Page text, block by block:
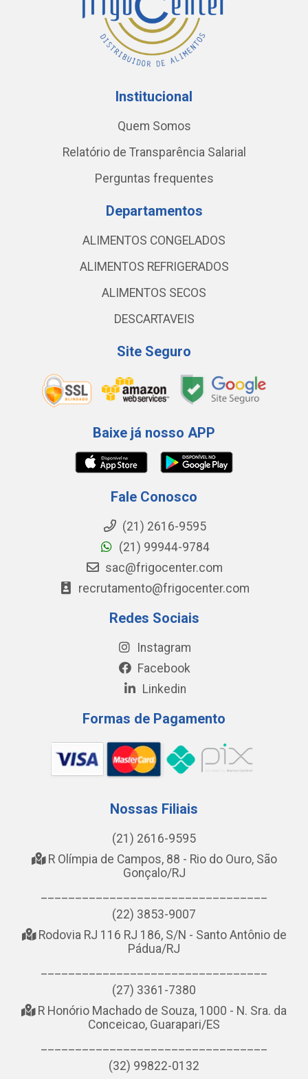
Institucional
Quem Somos
Relatório de Transparência Salarial
Perguntas frequentes
Departamentos
ALIMENTOS CONGELADOS
ALIMENTOS REFRIGERADOS
ALIMENTOS SECOS
DESCARTAVEIS
Site Seguro
Baixe já nosso APP
Fale Conosco
(21) 2616-9595
(21) 99944-9784
sac@frigocenter.com
recrutamento@frigocenter.com
Redes Sociais
Instagram
Facebook
Linkedin
Formas de Pagamento
Nossas Filiais
(21) 2616-9595
R Olímpia de Campos, 88 - Rio do Ouro, São
Gonçalo/RJ
(22) 3853-9007
Rodovia RJ 116 RJ 186, S/N - Santo Antônio de
Pádua/RJ
(27) 3361-7380
R Honório Machado de Souza, 1000 - N. Sra. da
Conceicao, Guarapari/ES
(32) 99822-0132